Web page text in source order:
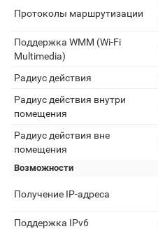
Протоколы маршрутизации
Поддержка WMM (Wi-Fi
Multimedia)
Радиус действия
Радиус действия внутри
помещения
Радиус действия вне
помещения
Возможности
Получение IP-адреса
Поддержка IPv6